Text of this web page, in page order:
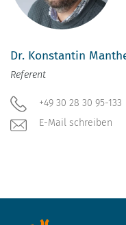
Dr. Konstantin
Referent
+49 30 28 30 95-133
E-Mail schreiben